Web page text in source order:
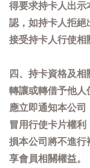
得要求持卡人出示
認，如持卡人拒絕
接受持卡人行使相
四、持卡資格及
轉讓或轉借予他人
應立即通知本公
冒用行使卡片權
損本公司將不進行
享會員相關權益。